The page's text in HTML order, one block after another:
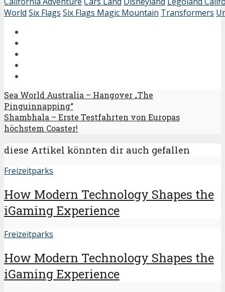
World Six Flags Six Flags Magic Mountain Transformers
Sea World Australia – Hangover „The
Pinguinnapping“
Shambhala – Erste Testfahrten von Europas
höchstem Coaster!
diese Artikel könnten dir auch gefallen
Freizeitparks
How Modern Technology Shapes the
iGaming Experience
Freizeitparks
How Modern Technology Shapes the
iGaming Experience